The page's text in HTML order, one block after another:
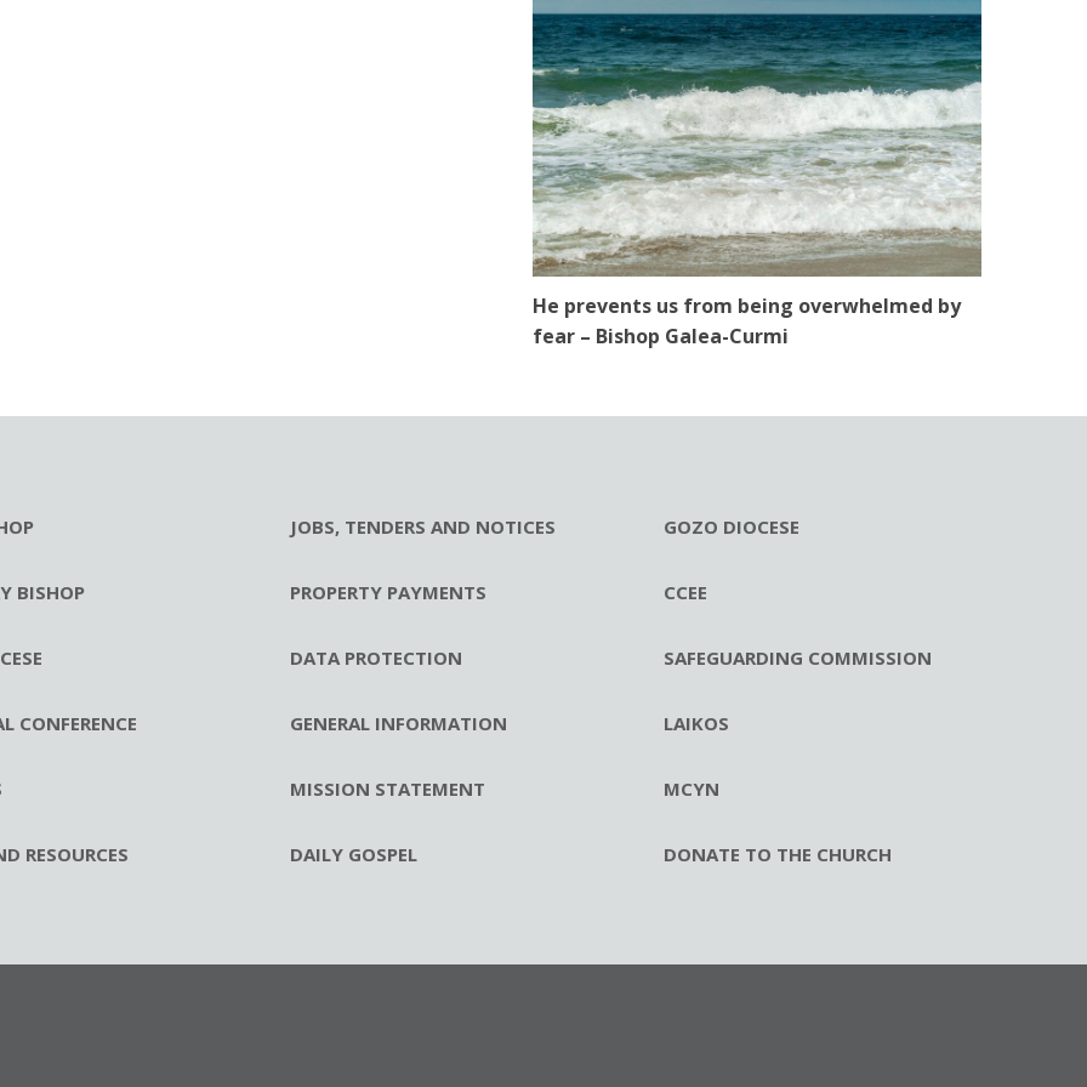
He prevents us from being overwhelmed by
fear – Bishop Galea-Curmi
BISHOP
CONFERENCE
RESOURCES
JOBS, TENDERS AND NOTICES
PROPERTY PAYMENTS
DATA PROTECTION
GENERAL INFORMATION
MISSION STATEMENT
DAILY GOSPEL
GOZO DIOCESE
CCEE
SAFEGUARDING COMMISSION
LAIKOS
MCYN
DONATE TO THE CHURCH